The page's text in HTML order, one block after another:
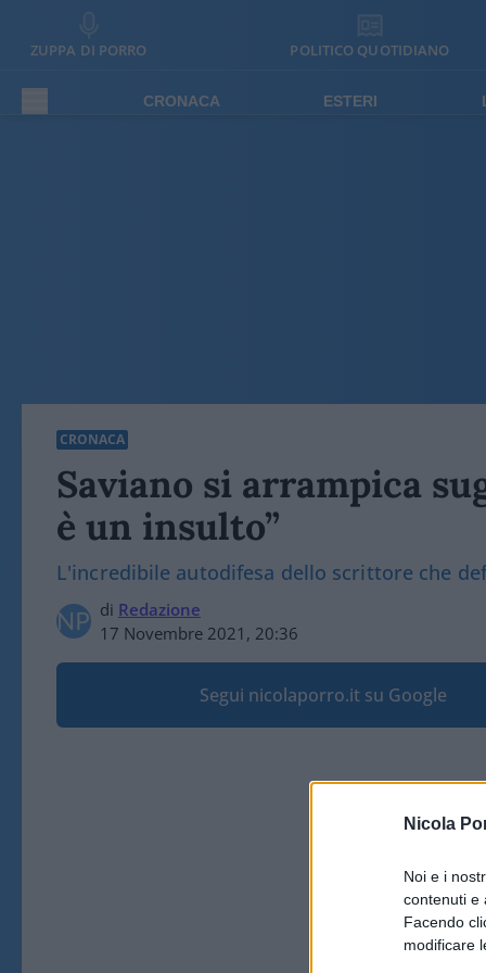
Nicola
Noi e i
contenuti e
Facendo
modificare
ZUPPA DI PORRO POLITICO QUOTIDIANO
CRONACA ESTERI
CRONACA
Saviano si arrampica
è un insulto”
L'incredibile autodifesa dello scrittore che
di Redazione
17 Novembre 2021, 20:36
Segui nicolaporro.it su Google